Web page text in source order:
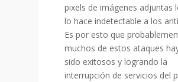
pixels de imágenes adjuntas
lo hace indetectable a los
Es por esto que
muchos de estos ataques
sido exitosos y logrando la
interrupción de servicios del